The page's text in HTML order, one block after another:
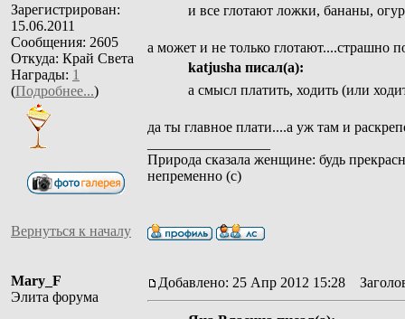
Зарегистрирован:
15.06.2011
Сообщения: 2605
Откуда: Край Света
Награды: 1
(Подробнее...)
и все глотают ложки, бананы,
а может и не только глотают....страшно
katjusha писал(а):
а смысл платить, ходить (или
да ты главное плати....а уж там и
Природа сказала женщине: будь
непременно (с)
Вернуться к началу
Mary_F
Элита форума
Добавлено: 25 Апр 2012 15:28